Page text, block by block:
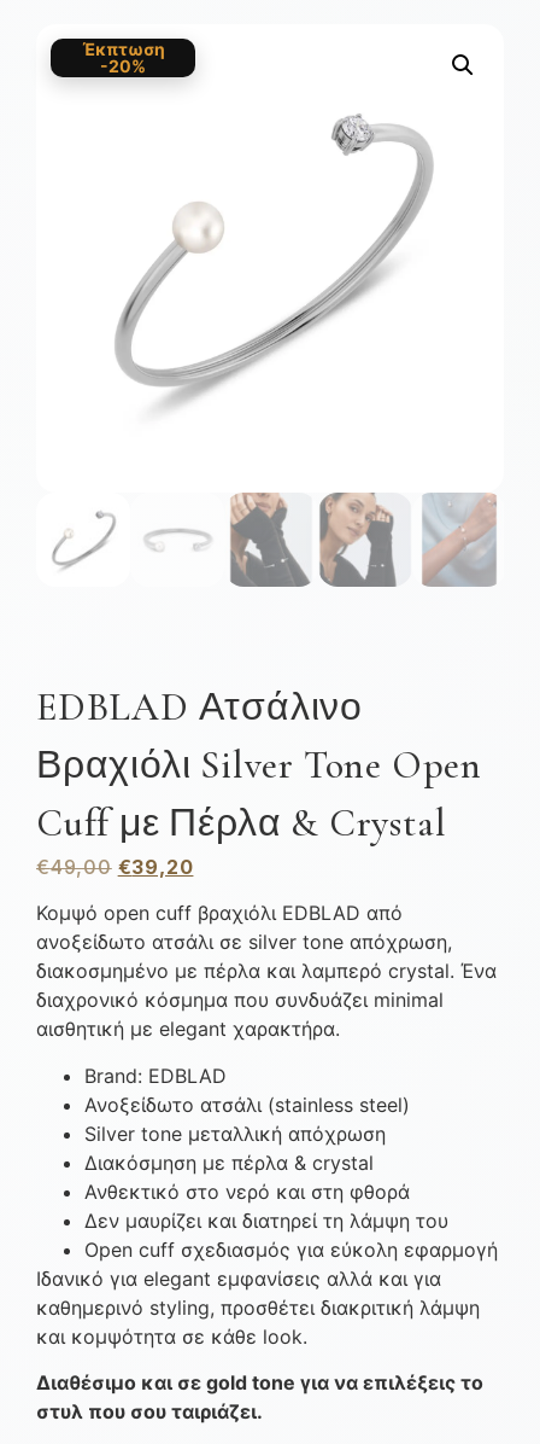
Έκπτωση
-20%
EDBLAD Ατσάλινο
Βραχιόλι Silver Tone Open
Cuff με Πέρλα & Crystal
€49,00 €39,20
Κομψό open cuff βραχιόλι EDBLAD από
ανοξείδωτο ατσάλι σε silver tone απόχρωση,
διακοσμημένο με πέρλα και λαμπερό crystal. Ένα
διαχρονικό κόσμημα που συνδυάζει minimal
αισθητική με elegant χαρακτήρα.
Brand: EDBLAD
Ανοξείδωτο ατσάλι (stainless steel)
Silver tone μεταλλική απόχρωση
Διακόσμηση με πέρλα & crystal
Ανθεκτικό στο νερό και στη φθορά
Δεν μαυρίζει και διατηρεί τη λάμψη του
Open cuff σχεδιασμός για εύκολη εφαρμογή
Ιδανικό για elegant εμφανίσεις αλλά και για
καθημερινό styling, προσθέτει διακριτική λάμψη
και κομψότητα σε κάθε look.
Διαθέσιμο και σε gold tone για να επιλέξεις το
στυλ που σου ταιριάζει.